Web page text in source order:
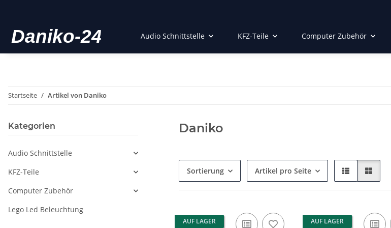
Audio Schnittstelle KFZ-Teile Computer Zubehör
Startseite Artikel von Daniko
Daniko
Sortierung Artikel pro Seite
AUF LAGER AUF LAGER
Kategorien
Audio Schnittstelle
KFZ-Teile
Computer Zubehör
Lego Led Beleuchtung